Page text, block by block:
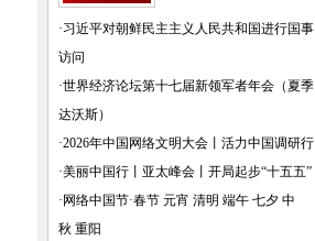
·习近平对朝鲜民主主义人民共和国进行国事
访问
·世界经济论坛第十七届新领军者年会（夏季
达沃斯）
·2026年中国网络文明大会
活力中国调研行
·美丽中国行 亚太峰会
开局起步“十五五”
· 网络中国节·春节 元宵 清明 端午 七夕 中
秋 重阳